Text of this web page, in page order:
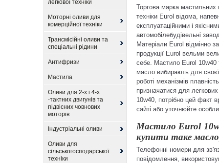
легкової техніки
Моторні оливи для
комерційної техніки
Трансмісійні оливи та
спеціальні рідини
Антифризи
Мастила
Оливи для 2-х і 4-х
-тактних двигунів та
підвісних човнових
моторів
Індустріальні оливи
Оливи для
сільськогосподарської
техніки
Торгова марка мастильних
техніки Eurol відома,
експлуатаційними і
автомобілебудівельні
Матеріали Eurol відмінно
продукції Eurol вельми
себе. Мастило Eurol 10w40
масло вибирають для своєї
роботі механізмів
призначатися для
10w40, потрібно цей факт
сайті або уточнюйте
Мастило Eurol
купити таке
Телефонні номери для
повідомлення,